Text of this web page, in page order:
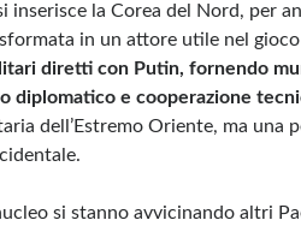
inserisce la Corea del Nord, per
in un attore utile nel
diretti con Putin, fornendo
diplomatico e cooperazione
dell’Estremo Oriente, ma una
si stanno avvicinando altri